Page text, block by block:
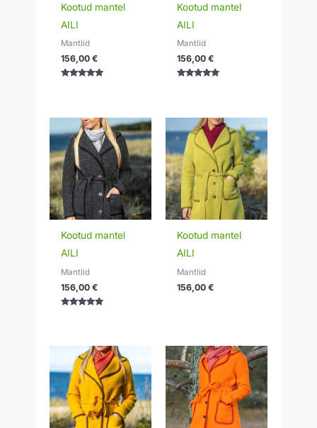
Kootud mantel
AILI
Mantlid
156,00€
Kootud mantel
AILI
Mantlid
156,00€
Kootud mantel
AILI
Mantlid
156,00€
Kootud mantel
AILI
Mantlid
156,00€